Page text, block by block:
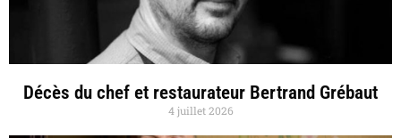
Décès du chef et restaurateur Bertrand Grébaut
4 juillet 2026